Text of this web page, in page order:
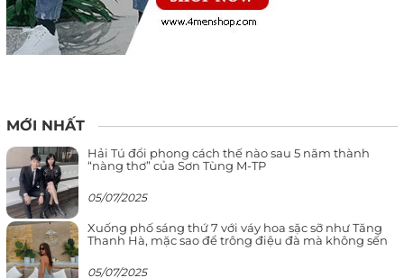
MỚI NHẤT
Hải Tú đổi phong cách thế nào sau 5 năm thành
“nàng thơ” của Sơn Tùng M-TP
05/07/2025
Xuống phố sáng thứ 7 với váy hoa sặc sỡ như Tăng
Thanh Hà, mặc sao để trông điệu đà mà không sến
05/07/2025